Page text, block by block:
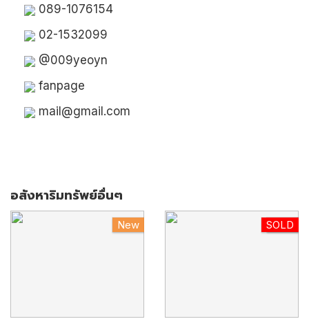
089-1076154
02-1532099
@009yeoyn
fanpage
mail@gmail.com
อสังหาริมทรัพย์อื่นๆ
New HOT
SOLD